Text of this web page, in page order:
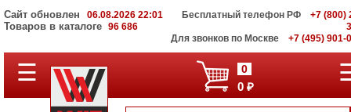
Сайт обновлен 06.08.2026 22:01
Товаров в каталоге 96 686
Бесплатный телефон РФ
+7 (800)
Для звонков по Москве
+7 (495) 901-
ПОЛНЫЙ
КАТАЛОГ
☰ 0
0 ₽